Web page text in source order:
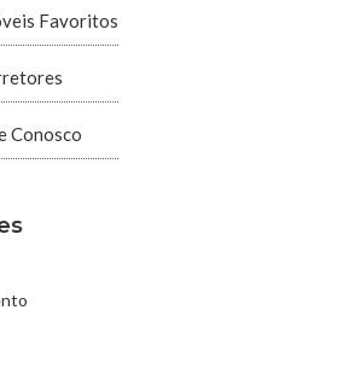
Favoritos
Conosco